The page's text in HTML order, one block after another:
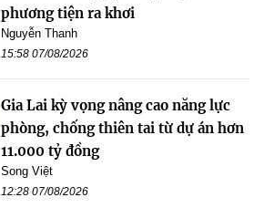
phương tiện ra khơi
Nguyễn Thanh
15:58 07/08/2026
Gia Lai kỳ vọng nâng cao năng lực
phòng, chống thiên tai từ dự án hơn
11.000 tỷ đồng
Song Việt
12:28 07/08/2026